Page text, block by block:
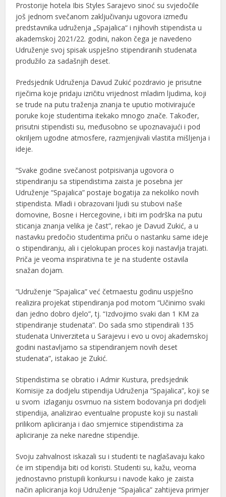
Prostorije hotela Ibis Styles Sarajevo sinoć su svjedočile
još jednom svečanom zaključivanju ugovora između
predstavnika udruženja „Spajalica“ i njihovih stipendista u
akademskoj 2021/22. godini, nakon čega je navedeno
Udruženje svoj spisak uspješno stipendiranih studenata
produžilo za sadašnjih deset.
Predsjednik Udruženja Davud Zukić pozdravio je prisutne
riječima koje pridaju izričitu vrijednost mladim ljudima, koji
se trude na putu traženja znanja te uputio motivirajuće
poruke koje studentima itekako mnogo znače. Također,
prisutni stipendisti su, međusobno se upoznavajući i pod
okriljem ugodne atmosfere, razmjenjivali vlastita mišljenja i
ideje.
“Svake godine svečanost potpisivanja ugovora o
stipendiranju sa stipendistima zaista je posebna jer
Udruženje “Spajalica” postaje bogatija za nekoliko novih
stipendista. Mladi i obrazovani ljudi su stubovi naše
domovine, Bosne i Hercegovine, i biti im podrška na putu
sticanja znanja velika je čast”, rekao je Davud Zukić, a u
nastavku predočio studentima priču o nastanku same ideje
o stipendiranju, ali i cjelokupan proces koji nastavlja trajati.
Priča je veoma inspirativna te je na studente ostavila
snažan dojam.
“Udruženje “Spajalica” već četrnaestu godinu uspješno
realizira projekat stipendiranja pod motom “Učinimo svaki
dan jedno dobro djelo”, tj. “Izdvojimo svaki dan 1 KM za
stipendiranje studenata”. Do sada smo stipendirali 135
studenata Univerziteta u Sarajevu i evo u ovoj akademskoj
godini nastavljamo sa stipendiranjem novih deset
studenata”, istakao je Zukić.
Stipendistima se obratio i Admir Kustura, predsjednik
Komisije za dodjelu stipendija Udruženja “Spajalica”, koji se
u svom izlaganju osvrnuo na sistem bodovanja pri dodjeli
stipendija, analizirao eventualne propuste koji su nastali
prilikom apliciranja i dao smjernice stipendistima za
apliciranje za neke naredne stipendije.
Svoju zahvalnost iskazali su i studenti te naglašavaju kako
će im stipendija biti od koristi. Studenti su, kažu, veoma
jednostavno pristupili konkursu i navode kako je zaista
način apliciranja koji Udruženje “Spajalica” zahtijeva primjer